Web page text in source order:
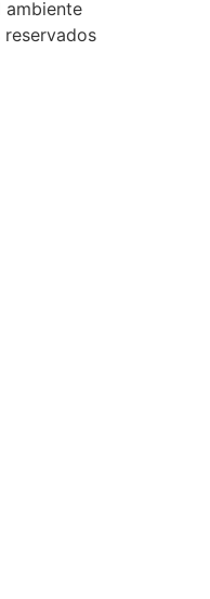
ambiente